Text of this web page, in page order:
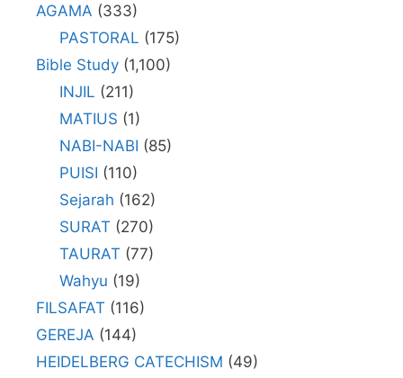
AGAMA (333)
PASTORAL (175)
Bible Study (1,100)
INJIL (211)
MATIUS (1)
NABI-NABI (85)
PUISI (110)
Sejarah (162)
SURAT (270)
TAURAT (77)
Wahyu (19)
FILSAFAT (116)
GEREJA (144)
HEIDELBERG CATECHISM (49)